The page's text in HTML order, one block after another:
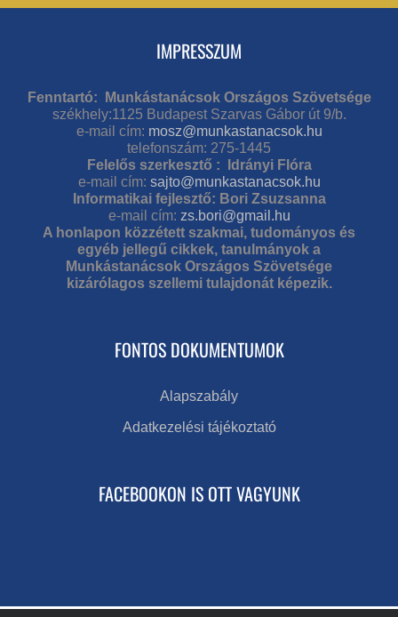
IMPRESSZUM
Fenntartó: Munkástanácsok Országos Szövetsége
székhely:1125 Budapest Szarvas Gábor út 9/b.
e-mail cím: mosz@munkastanacsok.hu
telefonszám: 275-1445
Felelős szerkesztő : Idrányi Flóra
e-mail cím: sajto@munkastanacsok.hu
Informatikai fejlesztő: Bori Zsuzsanna
e-mail cím: zs.bori@gmail.hu
A honlapon közzétett szakmai, tudományos és
egyéb jellegű cikkek, tanulmányok a
Munkástanácsok Országos Szövetsége
kizárólagos szellemi tulajdonát képezik.
FONTOS DOKUMENTUMOK
Alapszabály
Adatkezelési tájékoztató
FACEBOOKON IS OTT VAGYUNK